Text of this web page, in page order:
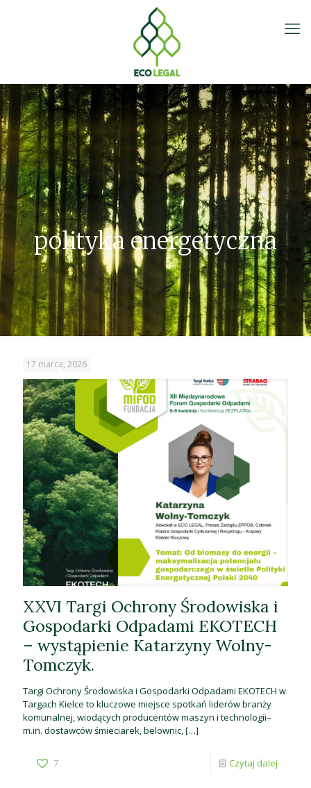
polityka energetyczna
17 marca, 2026
XXVI Targi Ochrony Środowiska i
Gospodarki Odpadami EKOTECH
– wystąpienie Katarzyny Wolny-
Tomczyk.
Targi Ochrony Środowiska i Gospodarki Odpadami EKOTECH w
Targach Kielce to kluczowe miejsce spotkań liderów branży
komunalnej, wiodących producentów maszyn i technologii–
m.in. dostawców śmieciarek, belownic,[…]
7 Czytaj dalej